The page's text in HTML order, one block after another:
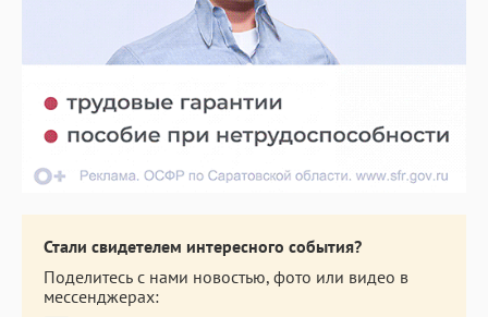
Стали свидетелем интересного события?
Поделитесь с нами новостью, фото или видео в
мессенджерах: